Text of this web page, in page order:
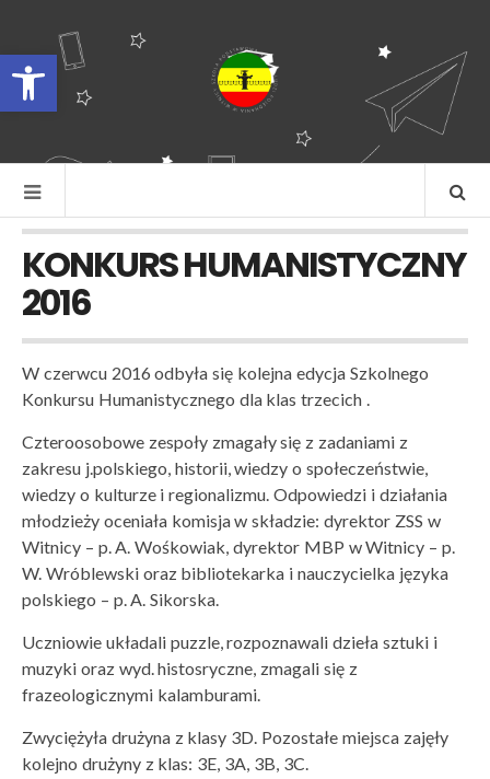
Otwórz pasek narzędzi
KONKURS HUMANISTYCZNY
2016
W czerwcu 2016 odbyła się kolejna edycja Szkolnego
Konkursu Humanistycznego dla klas trzecich .
Czteroosobowe zespoły zmagały się z zadaniami z
zakresu j.polskiego, historii, wiedzy o społeczeństwie,
wiedzy o kulturze i regionalizmu. Odpowiedzi i działania
młodzieży oceniała komisja w składzie: dyrektor ZSS w
Witnicy – p. A. Wośkowiak, dyrektor MBP w Witnicy – p.
W. Wróblewski oraz bibliotekarka i nauczycielka języka
polskiego – p. A. Sikorska.
Uczniowie układali puzzle, rozpoznawali dzieła sztuki i
muzyki oraz wyd. histosryczne, zmagali się z
frazeologicznymi kalamburami.
Zwyciężyła drużyna z klasy 3D. Pozostałe miejsca zajęły
kolejno drużyny z klas: 3E, 3A, 3B, 3C.